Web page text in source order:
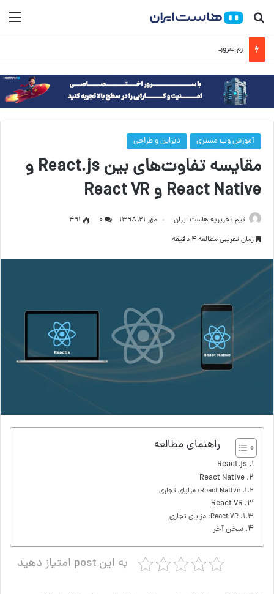
جستجو برای
رم سرور چیست؟ راهنمای کامل انتخاب RAM مناسب سرور
آموزش وب مستری دیزاین و طراحی
مقایسه تفاوت‌های بین React.js و
React Native و React VR
تیم تحریریه هاست ایران مهر ۲۱, ۱۳۹۸ ۰
491
زمان تقریبی مطالعه 4 دقیقه
راهنمای مطالعه
React.js
React Native
React Native: مزایای تجاری
React VR
React VR: مزایای تجاری
سخن آخر
به این post امتیاز دهید